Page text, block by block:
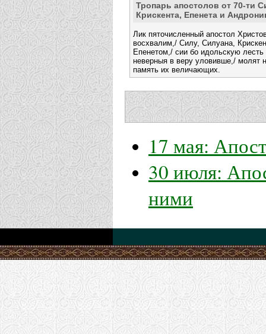
Тропарь апостолов от 70-ти
Крискента, Епенета и
Лик пяточисленный апостол
восхвалим,/ Силу, Силуана,
Епенетом,/ сии бо идольскую
неверныя в веру уловивше,/ молят
память их величающих.
17 мая:
30 июля:
ними